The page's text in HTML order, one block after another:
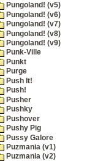
Pungoland! (v5)
Pungoland! (v6)
Pungoland! (v7)
Pungoland! (v8)
Pungoland! (v9)
Punk-Ville
Punkt
Purge
Push It!
Push!
Pusher
Pushky
Pushover
Pushy Pig
Pussy Galore
Puzmania (v1)
Puzmania (v2)